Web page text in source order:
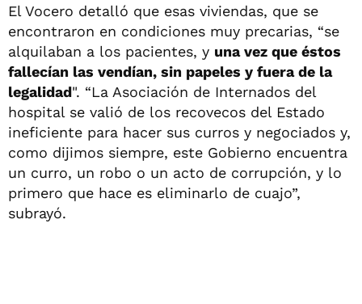
El Vocero detalló que esas viviendas, que se
encontraron en condiciones muy precarias, “se
alquilaban a los pacientes, y una vez que éstos
fallecían las vendían, sin papeles y fuera de la
legalidad". “La Asociación de Internados del
hospital se valió de los recovecos del Estado
ineficiente para hacer sus curros y negociados y,
como dijimos siempre, este Gobierno encuentra
un curro, un robo o un acto de corrupción, y lo
primero que hace es eliminarlo de cuajo”,
subrayó.